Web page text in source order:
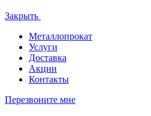
Закрыть
Металлопрокат
Услуги
Доставка
Акции
Контакты
Перезвоните мне